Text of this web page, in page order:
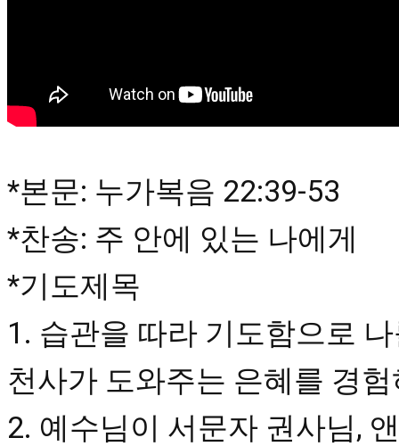
*본문: 누가복음 22:39-53
*찬송: 주 안에 있는 나에게
*기도제목
1. 습관을 따라 기도함으로
천사가 도와주는 은혜를 경
2. 예수님이 서문자 권사님,